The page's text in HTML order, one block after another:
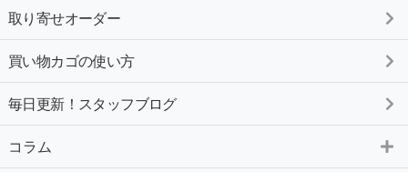
取り寄せオーダー
買い物カゴの使い方
毎日更新！スタッフブログ
コラム